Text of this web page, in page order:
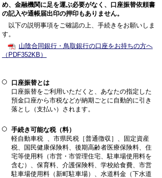
め、金融機関に足を運ぶ必要がなく、口座振替依頼書
の記入や通帳届出印の押印もありません。
以下の説明事項をご確認の上、手続きをお願いしま
す。
山陰合同銀行・鳥取銀行の口座をお持ちの方へ
（PDF352KB）
口座振替とは
口座振替をご利用いただくと、あなたの指定した
預金口座から市税などが納期ごとに自動的に引き
落とし（支払い）されます。
手続き可能な税（料）
軽自動車税 、市県民税［普通徴収］、固定資産
税、国民健康保険料、後期高齢者医療保険料、住
宅等使用料（市営・市管理住宅、駐車場使用料を
含む）、保育料、介護保険料、学校給食費、市営
駐車場使用料（新町駐車場）、水道料金（下水道